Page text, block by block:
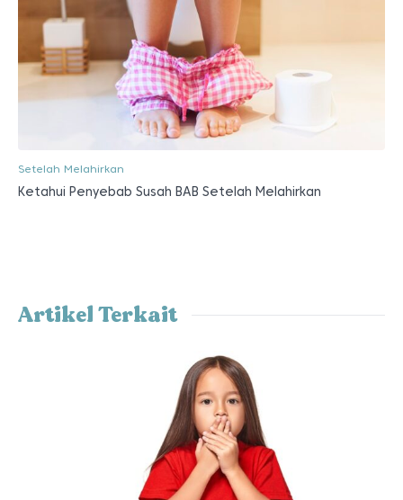
Setelah Melahirkan
Ketahui Penyebab Susah BAB Setelah Melahirkan
Artikel Terkait